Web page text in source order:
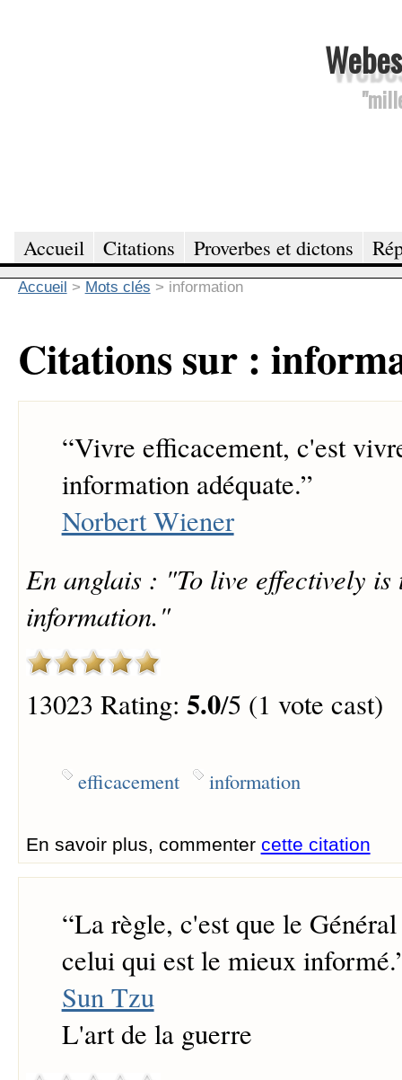
Accueil Citations Proverbes et dictons
Accueil > Mots clés > information
Citations sur :
“Vivre efficacement, c'est
information adéquate.”
Norbert Wiener
En anglais : "To live effectively is
information."
13023 Rating: 5.0/5 (1 vote cast)
efficacement information
En savoir plus, commenter cette citation
“La règle, c'est que le
celui qui est le mieux informé.
Sun Tzu
L'art de la guerre